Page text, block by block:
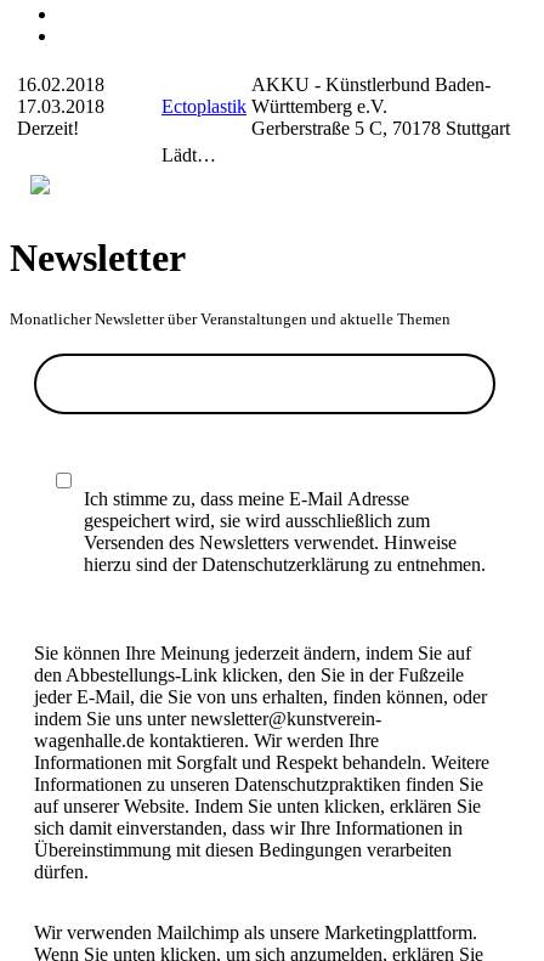
16.02.2018
17.03.2018
Derzeit!
Ectoplastik
AKKU - Künstlerbund Baden-
Württemberg e.V.
Gerberstraße 5 C, 70178 Stuttgart
Lädt…
Newsletter
Monatlicher Newsletter über Veranstaltungen und aktuelle Themen
Ich stimme zu, dass meine E-Mail Adresse
gespeichert wird, sie wird ausschließlich zum
Versenden des Newsletters verwendet. Hinweise
hierzu sind der Datenschutzerklärung zu entnehmen.
Sie können Ihre Meinung jederzeit ändern, indem Sie auf
den Abbestellungs-Link klicken, den Sie in der Fußzeile
jeder E-Mail, die Sie von uns erhalten, finden können, oder
indem Sie uns unter newsletter@kunstverein-
wagenhalle.de kontaktieren. Wir werden Ihre
Informationen mit Sorgfalt und Respekt behandeln. Weitere
Informationen zu unseren Datenschutzpraktiken finden Sie
auf unserer Website. Indem Sie unten klicken, erklären Sie
sich damit einverstanden, dass wir Ihre Informationen in
Übereinstimmung mit diesen Bedingungen verarbeiten
dürfen.
Wir verwenden Mailchimp als unsere Marketingplattform.
Wenn Sie unten klicken, um sich anzumelden, erklären Sie